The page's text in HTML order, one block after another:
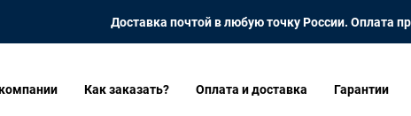
Доставка почтой в любую точку России. Оплата
Как заказать? Оплата и доставка Гарантии